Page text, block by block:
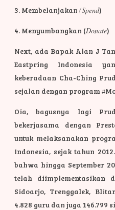
3. Membelanjakan (Spend)
4. Menyumbangkan (Donate)
Next, ada Bapak Alan J
Eastpring Indonesia
keberadaan Cha-Ching
sejalan dengan program
Oia, bagusnya lagi
bekerjasama dengan
untuk melaksanakan
Indonesia, sejak tahun
bahwa hingga September
telah diimplementasikan
Sidoarjo, Trenggalek,
4.828 guru dan juga 146.799